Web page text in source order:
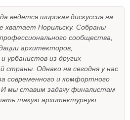
ведется широкая дискуссия на
хватает Норильску. Собраны
сообщества,
архитекторов,
урбанистов из других
страны. Однако на сегодня у нас
современного и комфортного
И мы ставим задачу финалистам
такую архитектурную